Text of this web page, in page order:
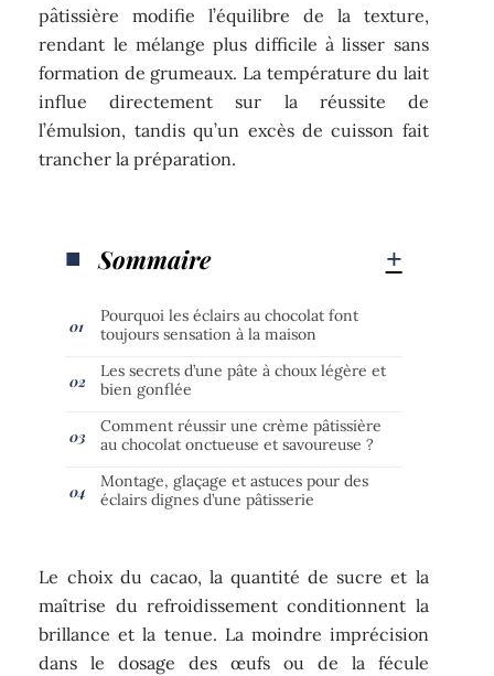
pâtissière modifie l’équilibre de la texture,
rendant le mélange plus difficile à lisser sans
formation de grumeaux. La température du lait
influe directement sur la réussite de
l’émulsion, tandis qu’un excès de cuisson fait
trancher la préparation.
Sommaire
Pourquoi les éclairs au chocolat font
toujours sensation à la maison
Les secrets d’une pâte à choux légère et
bien gonflée
Comment réussir une crème pâtissière
au chocolat onctueuse et savoureuse ?
Montage, glaçage et astuces pour des
éclairs dignes d’une pâtisserie
Le choix du cacao, la quantité de sucre et la
maîtrise du refroidissement conditionnent la
brillance et la tenue. La moindre imprécision
dans le dosage des œufs ou de la fécule